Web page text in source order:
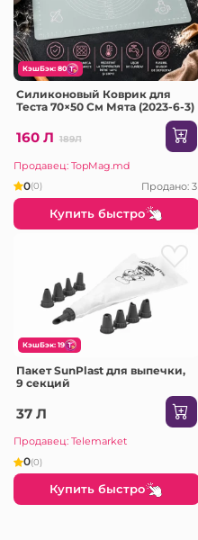
КэшБэк: 80
Силиконовый Коврик для
Теста 70×50 См Мята (2023-6-3)
160 Л 189Л
Продавец: TopMag.md
0(0) Продано: 3
Купить быстро
КэшБэк: 19
Пакет SunPlast для выпечки,
9 секций
37 Л
Продавец: Telemarket
0(0)
Купить быстро